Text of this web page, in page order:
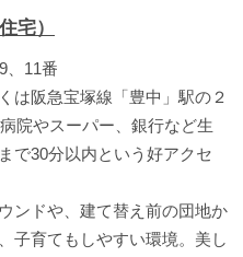
宅）
、11番
は阪急宝塚線「豊中」駅の２
院やスーパー、銀行など生
で30分以内という好アクセ
ンドや、建て替え前の団地か
子育てもしやすい環境。美し